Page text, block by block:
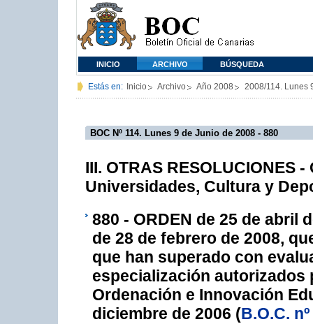
INICIO ARCHIVO BÚSQUEDA
Estás en: Inicio Archivo Año 2008 2008/114. Lunes
BOC Nº 114. Lunes 9 de Junio de 2008 - 880
III. OTRAS RESOLUCIONES
Universidades, Cultura y
880 - ORDEN de 25 de abril
de 28 de febrero de 2008,
que han superado con
especialización autorizados
Ordenación e Innovación
diciembre de 2006 (B.O.C.